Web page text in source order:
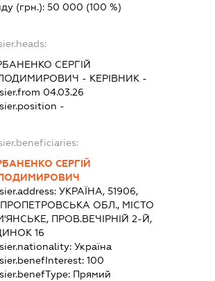
(грн.): 50 000 (100 %)
СЕРГІЙ
- КЕРІВНИК -
04.03.26
-
СЕРГІЙ
УКРАЇНА, 51906,
ОБЛ., МІСТО
ПРОВ.ВЕЧІРНІЙ 2-Й,
16
Україна
100
Прямий